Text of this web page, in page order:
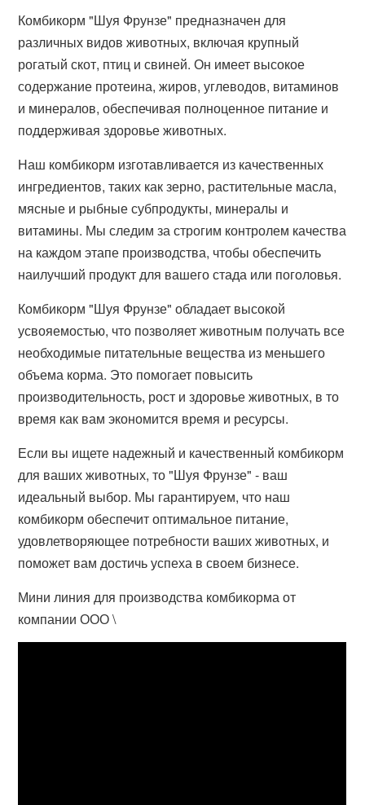
Комбикорм "Шуя Фрунзе" предназначен для
различных видов животных, включая крупный
рогатый скот, птиц и свиней. Он имеет высокое
содержание протеина, жиров, углеводов, витаминов
и минералов, обеспечивая полноценное питание и
поддерживая здоровье животных.
Наш комбикорм изготавливается из качественных
ингредиентов, таких как зерно, растительные масла,
мясные и рыбные субпродукты, минералы и
витамины. Мы следим за строгим контролем качества
на каждом этапе производства, чтобы обеспечить
наилучший продукт для вашего стада или поголовья.
Комбикорм "Шуя Фрунзе" обладает высокой
усвояемостью, что позволяет животным получать все
необходимые питательные вещества из меньшего
объема корма. Это помогает повысить
производительность, рост и здоровье животных, в то
время как вам экономится время и ресурсы.
Если вы ищете надежный и качественный комбикорм
для ваших животных, то "Шуя Фрунзе" - ваш
идеальный выбор. Мы гарантируем, что наш
комбикорм обеспечит оптимальное питание,
удовлетворяющее потребности ваших животных, и
поможет вам достичь успеха в своем бизнесе.
Мини линия для производства комбикорма от
компании ООО \